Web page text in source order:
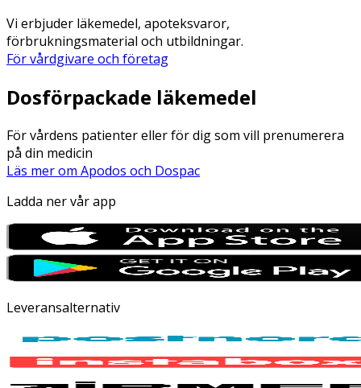
Vi erbjuder läkemedel, apoteksvaror,
förbrukningsmaterial och utbildningar.
För vårdgivare och företag
Dosförpackade läkemedel
För vårdens patienter eller för dig som vill prenumerera
på din medicin
Läs mer om Apodos och Dospac
Ladda ner vår app
Leveransalternativ